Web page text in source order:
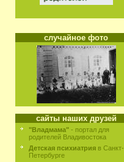
случайное фото
сайты наших друзей
"Владмама" - портал для
родителей Владивостока
Детская психиатрия в Санкт-
Петербурге